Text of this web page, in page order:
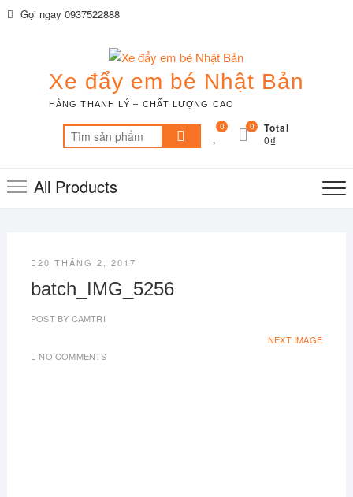
SkipGọi ngay 0937522888
Xe đẩy em bé Nhật Bản
HÀNG THANH LÝ – CHẤT LƯỢNG CAO
Tìm
kiếm:
0 Total
0₫
0
All Products
20 THÁNG 2, 2017
batch_IMG_5256
POST BY CAMTRI
NEXT IMAGE
NO COMMENTS